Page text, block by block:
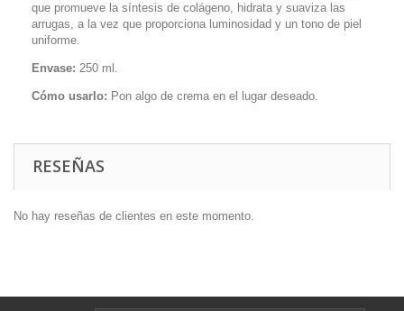
que promueve la síntesis de colágeno, hidrata y suaviza las
arrugas, a la vez que proporciona luminosidad y un tono de piel
uniforme.
Envase: 250 ml.
Cómo usarlo: Pon algo de crema en el lugar deseado.
RESEÑAS
No hay reseñas de clientes en este momento.